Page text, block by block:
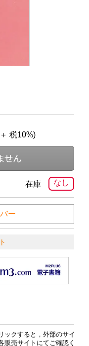
税10%)
なし
在庫
ー
ックすると，外部のサイ
販売サイトにてご確認く